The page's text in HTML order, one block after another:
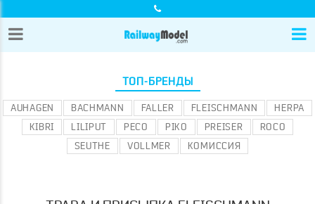
ТОП-БРЕНДЫ
AUHAGEN BACHMANN FALLER FLEISCHMANN
HERPA
KIBRI
LILIPUT PECO PIKO PREISER
ROCO
SEUTHE
VOLLMER КОМИССИЯ